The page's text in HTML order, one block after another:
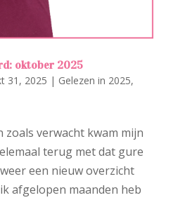
oktober 2025
31, 2025 | Gelezen in 2025,
zoals verwacht kwam mijn
terug met dat gure
een nieuw overzicht
afgelopen maanden heb